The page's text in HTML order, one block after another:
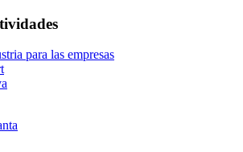
para las empresas